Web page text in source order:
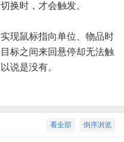
换时，才会触发。
现鼠标指向单位、物品时
标之间来回悬停却无法触
说是没有。
倒序浏览
看全部